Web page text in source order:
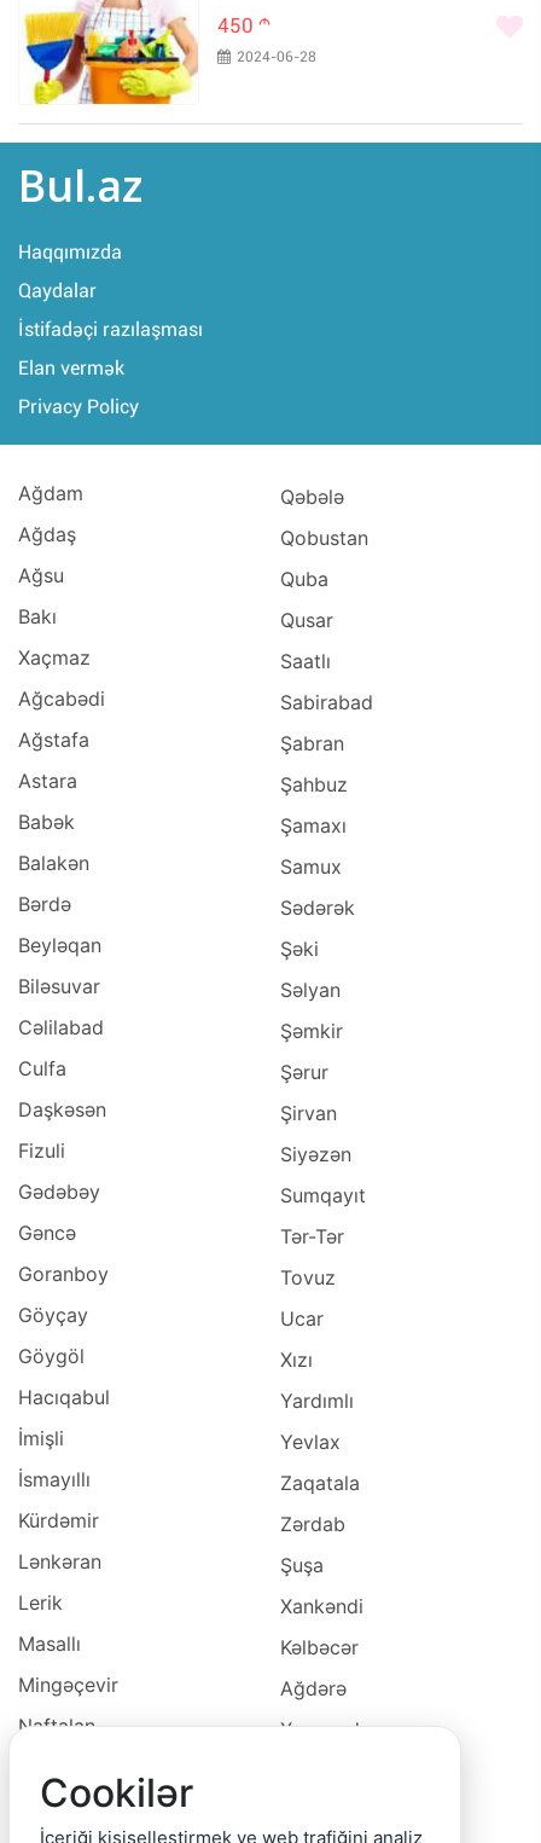
450 m
2024-06-28
Bul.az
Haqqımızda
Qaydalar
İstifadəçi razılaşması
Elan vermək
Privacy Policy
Ağdam
Ağdaş
Ağsu
Bakı
Xaçmaz
Ağcabədi
Ağstafa
Astara
Babək
Balakən
Bərdə
Beyləqan
Biləsuvar
Cəlilabad
Culfa
Daşkəsən
Fizuli
Gədəbəy
Gəncə
Goranboy
Göyçay
Göygöl
Hacıqabul
İmişli
İsmayıllı
Kürdəmir
Lənkəran
Lerik
Masallı
Mingəçevir
Naftalan
Neftçala
Qəbələ
Qobustan
Quba
Qusar
Saatlı
Sabirabad
Şabran
Şahbuz
Şamaxı
Samux
Sədərək
Şəki
Səlyan
Şəmkir
Şərur
Şirvan
Siyəzən
Sumqayıt
Tər-Tər
Tovuz
Ucar
Xızı
Yardımlı
Yevlax
Zaqatala
Zərdab
Şuşa
Xankəndi
Kəlbəcər
Ağdərə
Xocavəd
Cookilər
İçeriği kişiselleştirmek ve web trafiğini analiz